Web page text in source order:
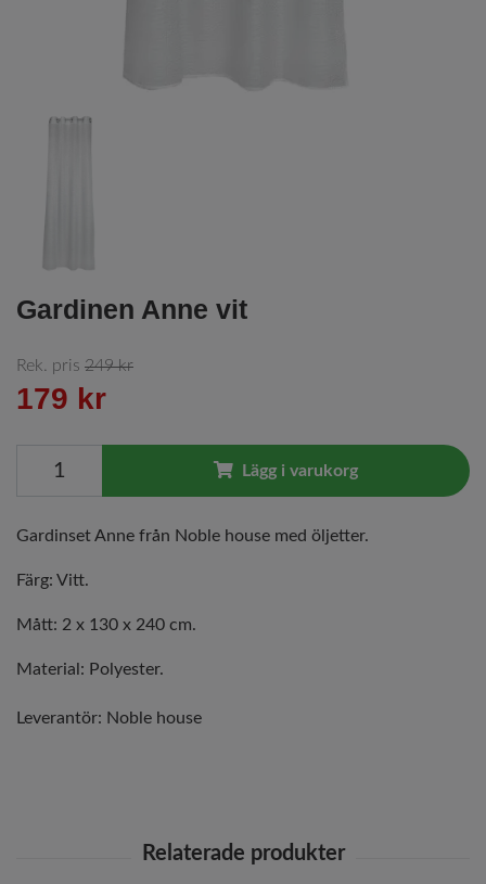
Gardinen Anne vit
Rek. pris 249 kr
179 kr
Lägg i varukorg
Gardinset Anne från Noble house med öljetter.
Färg: Vitt.
Mått: 2 x 130 x 240 cm.
Material: Polyester.
Leverantör: Noble house